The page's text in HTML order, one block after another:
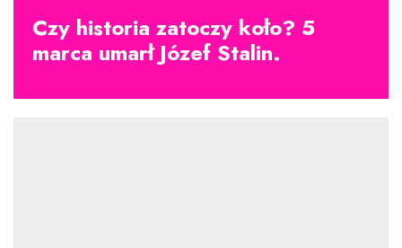
Czy historia zatoczy koło? 5
marca umarł Józef Stalin.